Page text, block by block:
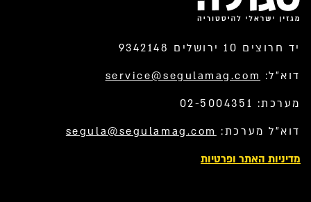
יד חרוצים 10 ירושלים 9342148
דוא”ל: service@segulamag.com
מערכת: 02-5004351
דוא”ל מערכת: segula@segulamag.com
מדיניות האתר ופרטיות